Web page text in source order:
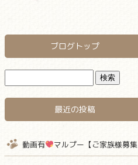
ブログトップ
最近の投稿
動画有 マルプー【ご家族様募集中】 仮名キャラメル君